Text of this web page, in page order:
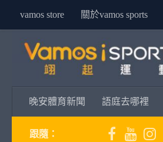
vamos store 關於vamos sports
晚安體育新聞 語庭去哪裡
跟隨：